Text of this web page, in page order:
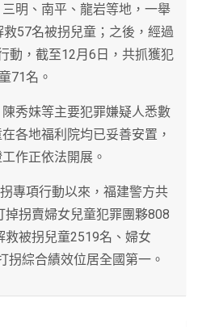
明、南平、龍岩等地，一舉
57名被拐兒童；之後，經過
動，截至12月6日，共抓獲犯
71名。
秀妹等主要犯罪嫌疑人悉數
各地福利院均已妥善安置，
作正依法開展。
專項行動以來，福建警方共
拐賣婦女兒童犯罪團夥808
被拐兒童2519名、婦女
拐綜合績效位居全國第一。